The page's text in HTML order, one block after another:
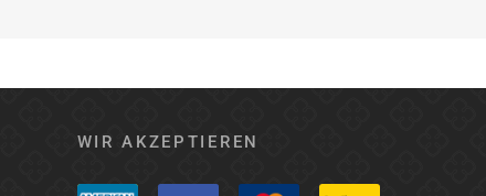
WIR AKZEPTIEREN